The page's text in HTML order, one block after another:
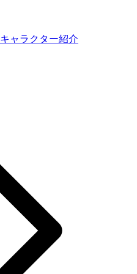
キャラクター紹介